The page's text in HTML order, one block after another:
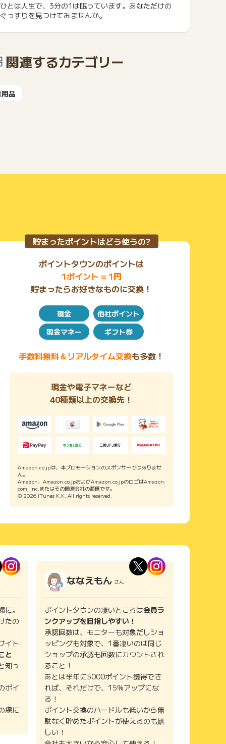
ひとは人生で、3分の1は眠っています。あなただけの
ぐっすりを見つけてみませんか。
関連するカテゴリー
品
貯まったポイントはどう使うの?
ポイントタウンのポイントは
1ポイント = 1円
貯まったらお好きなものに交換！
現金
他社ポイント
現金マネー
ギフト券
手数料無料＆リアルタイム交換も多数！
現金や電子マネーなど
40種類以上の交換先！
Amazon.co.jpは、本プロモーションのスポンサーではありませ
ん。
Amazon、Amazon.co.jpおよびAmazon.co.jpのロゴはAmazon.
com, inc.またはその関連会社の商標です。
© 2026 iTunes K.K. All rights reserved.
。
たの
イト
と
知っ
ポイ
虜に
ななえもん さん
ポイントタウンの凄いところは会員ラ
ンクアップを目指しやすい！
承認回数は、モニターも対象だしショ
ッピングも対象で、1番凄いのは同じ
ショップの承認も回数にカウントされ
ること！
あとは半年に5000ポイント獲得でき
れば、それだけで、15%アップにな
る！
ポイント交換のハードルも低いから無
駄なく貯めたポイントが使えるのも嬉
しい！